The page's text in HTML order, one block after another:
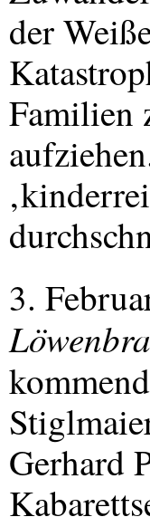
der
Familien
3.
Gerhard